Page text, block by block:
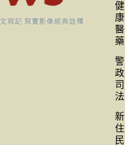
健
康
醫
藥
警
政
司
法
新
住
民